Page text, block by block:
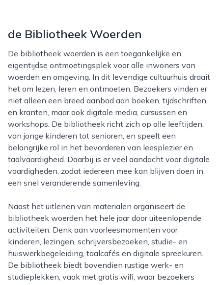
de Bibliotheek Woerden
De bibliotheek woerden is een toegankelijke en
eigentijdse ontmoetingsplek voor alle inwoners van
woerden en omgeving. In dit levendige cultuurhuis draait
het om lezen, leren en ontmoeten. Bezoekers vinden er
niet alleen een breed aanbod aan boeken, tijdschriften
en kranten, maar ook digitale media, cursussen en
workshops. De bibliotheek richt zich op alle leeftijden,
van jonge kinderen tot senioren, en speelt een
belangrijke rol in het bevorderen van leesplezier en
taalvaardigheid. Daarbij is er veel aandacht voor digitale
vaardigheden, zodat iedereen mee kan blijven doen in
een snel veranderende samenleving.
Naast het uitlenen van materialen organiseert de
bibliotheek woerden het hele jaar door uiteenlopende
activiteiten. Denk aan voorleesmomenten voor
kinderen, lezingen, schrijversbezoeken, studie- en
huiswerkbegeleiding, taalcafés en digitale spreekuren.
De bibliotheek biedt bovendien rustige werk- en
studieplekken, vaak met gratis wifi, waar bezoekers